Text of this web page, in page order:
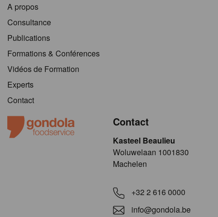
A propos
Consultance
Publications
Formations & Conférences
Vidéos de Formation
Experts
Contact
Contact
Kasteel Beaulieu
​​​Woluwelaan 1001830
Machelen
+32 2 616 0000
info@gondola.be